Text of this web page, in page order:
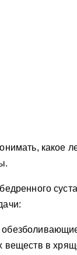
какое
веществ в